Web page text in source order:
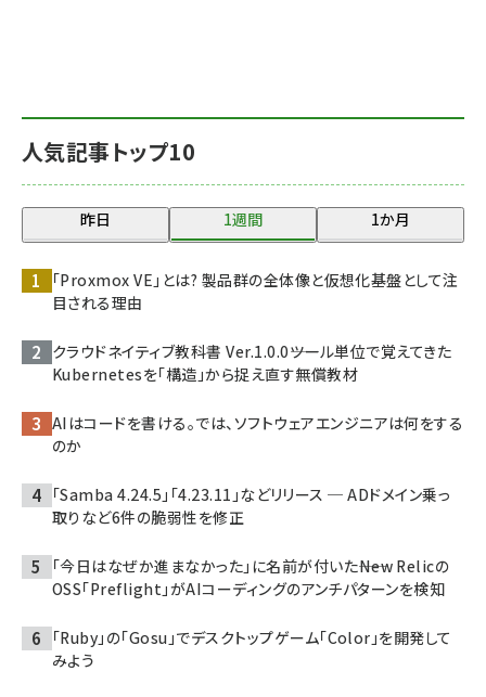
人気記事トップ10
昨日 1週間 1か月
「Proxmox VE」とは? 製品群の全体像と仮想化基盤として注
目される理由
クラウドネイティブ教科書 Ver.1.0.0――ツール単位で覚えてきた
Kubernetesを「構造」から捉え直す無償教材
AIはコードを書ける。では、ソフトウェアエンジニアは何をする
のか
「Samba 4.24.5」「4.23.11」などリリース ─ ADドメイン乗っ
取りなど6件の脆弱性を修正
「今日はなぜか進まなかった」に名前が付いた――New Relicの
OSS「Preflight」がAIコーディングのアンチパターンを検知
「Ruby」の「Gosu」でデスクトップゲーム「Color」を開発して
みよう